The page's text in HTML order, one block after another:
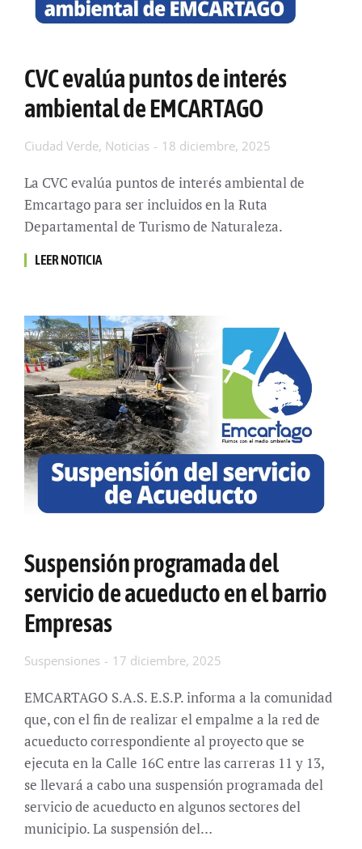
CVC evalúa puntos de interés
ambiental de EMCARTAGO
Ciudad Verde, Noticias 18 diciembre, 2025
La CVC evalúa puntos de interés ambiental de
Emcartago para ser incluidos en la Ruta
Departamental de Turismo de Naturaleza.
LEER NOTICIA
Suspensión programada del
servicio de acueducto en el barrio
Empresas
Suspensiones 17 diciembre, 2025
EMCARTAGO S.A.S. E.S.P. informa a la comunidad
que, con el fin de realizar el empalme a la red de
acueducto correspondiente al proyecto que se
ejecuta en la Calle 16C entre las carreras 11 y 13,
se llevará a cabo una suspensión programada del
servicio de acueducto en algunos sectores del
municipio. La suspensión del…